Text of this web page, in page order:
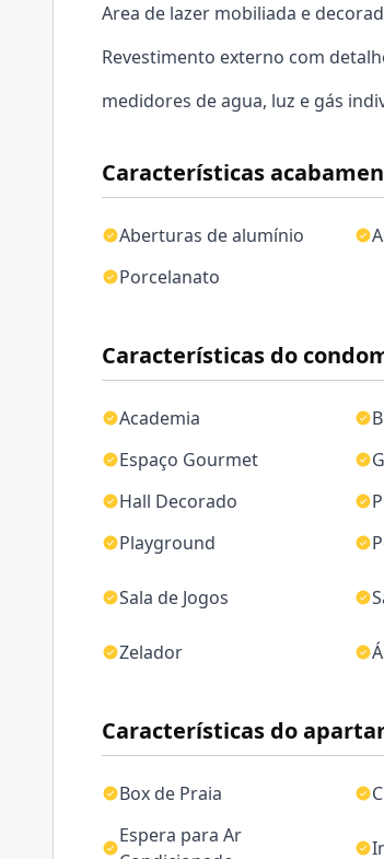
Características
Aberturas de alumínio
Porcelanato
Características do
Academia
Espaço Gourmet
Hall Decorado
Playground
Sala de Jogos
Zelador
Características do
Box de Praia
Espera para Ar
Area de lazer mobiliada e
Revestimento externo com
medidores de agua, luz e gás